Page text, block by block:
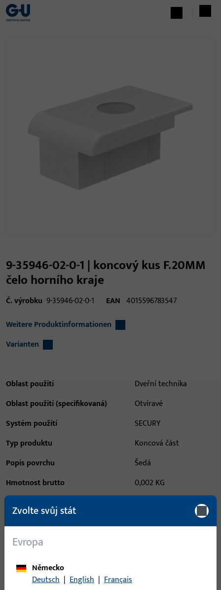
9-35946-02-0-1 | koncový kus F.20MM
čelo horního kraje
Č. výrobku 9-35946-02-0-1 EAN 4015596783547
Weitere Produktinformationen
Varianten
Oblast použití
Dveřní technika
Oblast použití (specifikovaná)
Otvíravé
Systém použití
SECURY
Typ produktu
Koncová část
Popis povrchu
Šedá
Hmotnost brutto
0,002 KG
Pro získání informací o ceně nebo objednávku zboží se
Zvolte svůj stát
Evropa
Německo
Deutsch | English | Français